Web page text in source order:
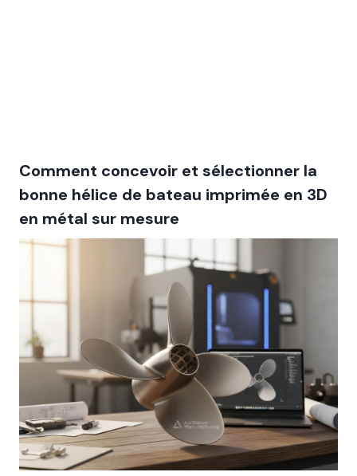
Comment concevoir et sélectionner la
bonne hélice de bateau imprimée en 3D
en métal sur mesure